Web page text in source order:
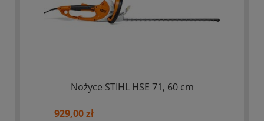
Nożyce STIHL HSE 71, 60 cm
929,00 zł